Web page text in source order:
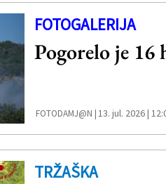
FOTOGALERIJA
Pogorelo je 16
FOTODAMJ@N | 13. jul. 2026 |
TRŽAŠKA